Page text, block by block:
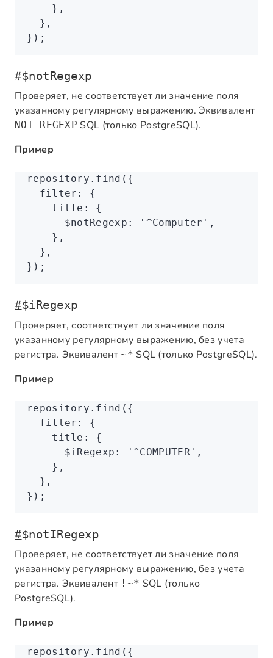
    }
,
  }
,
});
#$notRegexp
Проверяет, не соответствует ли значение поля
указанному регулярному выражению. Эквивалент
NOT REGEXP SQL (только PostgreSQL).
Пример
repository .find ({
  filter
:
{
    title
:
{
      $notRegexp
: '^Computer' ,
    }
,
  }
,
});
#$iRegexp
Проверяет, соответствует ли значение поля
указанному регулярному выражению, без учета
регистра. Эквивалент~* SQL (только PostgreSQL).
Пример
repository .find ({
  filter
:
{
    title
:
{
      $iRegexp
: '^COMPUTER' ,
    }
,
  }
,
});
#$notIRegexp
Проверяет, не соответствует ли значение поля
указанному регулярному выражению, без учета
регистра. Эквивалент !~* SQL (только
PostgreSQL).
Пример
repository .find ({